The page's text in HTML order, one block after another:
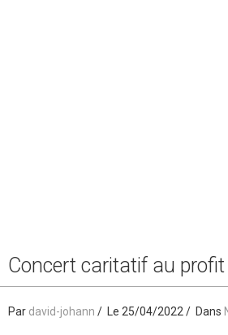
Concert caritatif au profit
Par david-johann Le 25/04/2022 Dans